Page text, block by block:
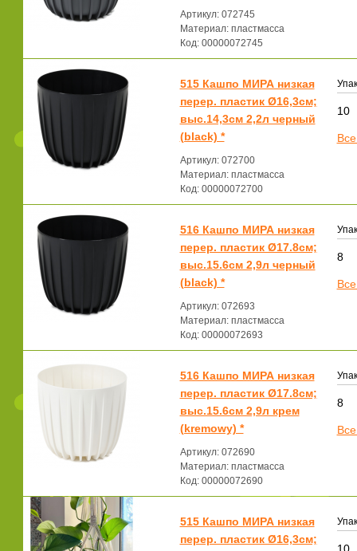
Артикул: 072745
Материал: пластмасса
Код: 00000072745
515 Кашпо МИРА низкая
перер. пластик Ø16,3см;
выс.14,3см 2,2л черный
(black) *
Артикул: 072700
Материал: пластмасса
Код: 00000072700
10
516 Кашпо МИРА низкая
перер. пластик Ø17.8см;
выс.15.6см 2,9л черный
(black) *
Артикул: 072693
Материал: пластмасса
Код: 00000072693
8
516 Кашпо МИРА низкая
перер. пластик Ø17.8см;
выс.15.6см 2,9л крем
(kremowy) *
Артикул: 072690
Материал: пластмасса
Код: 00000072690
8
515 Кашпо МИРА низкая
перер. пластик Ø16,3см;